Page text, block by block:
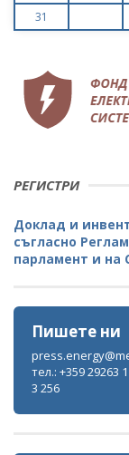
31
РЕГИСТРИ
Доклад и
съгласно
парламент и на
Пишете ни
тел.: +359 29263
3 256